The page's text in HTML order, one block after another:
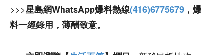
>>>星島網WhatsApp爆料熱線(416)6775679 ，爆
料一經錄用，薄酬致意。